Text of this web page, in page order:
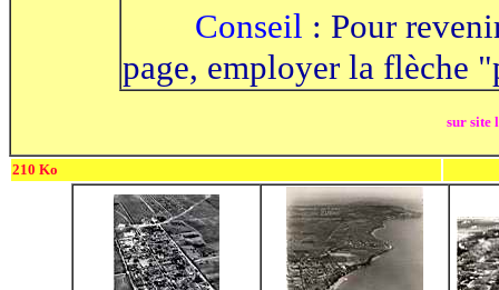
Conseil : Pour
page, employer la flèche
sur site
210 Ko